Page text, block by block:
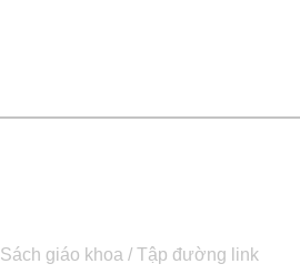
Sách giáo khoa / Tập đường link